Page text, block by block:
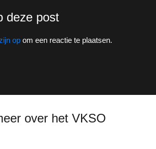
deze post
op om een reactie te plaatsen.
over het VKSO